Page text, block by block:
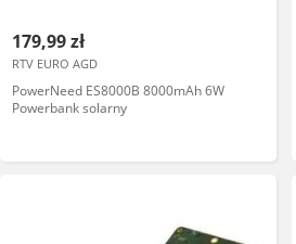
179,99 zł
RTV EURO AGD
PowerNeed ES8000B 8000mAh 6W
Powerbank solarny